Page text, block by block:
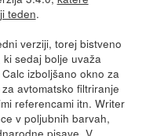
teden.
verziji, torej bistveno
sedaj bolje uvaža
izboljšano okno za
avtomatsko filtriranje
referencami itn. Writer
v poljubnih barvah,